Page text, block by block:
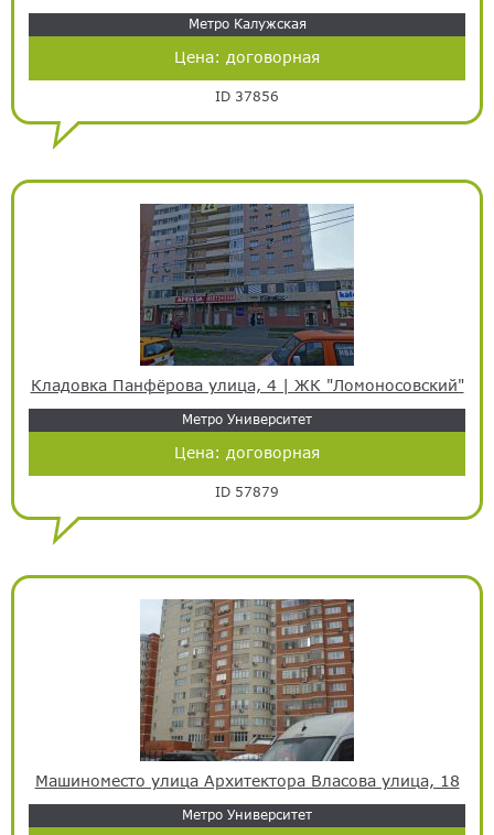
Метро Калужская
Цена: договорная
ID 37856
Кладовка Панфёрова улица, 4 | ЖК "Ломоносовский"
Метро Университет
Цена: договорная
ID 57879
Машиноместо улица Архитектора Власова улица, 18
Метро Университет